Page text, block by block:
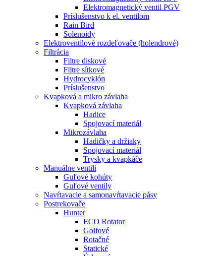
Elektromagnetický ventil PGV
Príslušenstvo k el. ventilom
Rain Bird
Solenoidy
Elektroventilové rozdeľovače (holendrové)
Filtrácia
Filtre diskové
Filtre sítkové
Hydrocyklón
Príslušenstvo
Kvapková a mikro závlaha​
Kvapková závlaha
Hadice
Spojovací materiál
Mikrozávlaha
Hadičky a držiaky
Spojovací materiál
Trysky a kvapkáče
Manuálne ventili
Guľové kohúty
Guľové ventily
Navŕtavacie a samonavŕtavacie pásy
Postrekovače
Hunter
ECO Rotator
Golfové
Rotačné
Statické